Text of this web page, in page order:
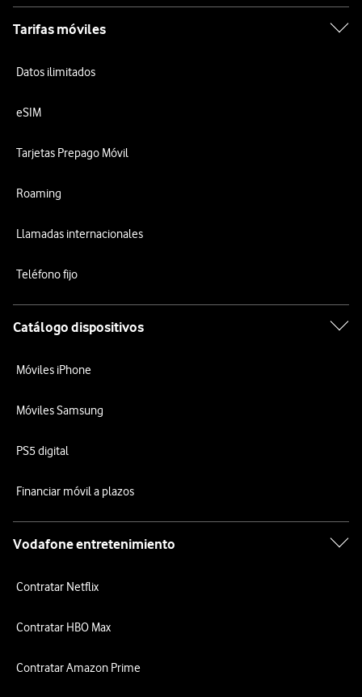
Tarifas móviles
Datos ilimitados
eSIM
Tarjetas Prepago Móvil
Roaming
Llamadas internacionales
Teléfono fijo
Catálogo dispositivos
Móviles iPhone
Móviles Samsung
PS5 digital
Financiar móvil a plazos
Vodafone entretenimiento
Contratar Netflix
Contratar HBO Max
Contratar Amazon Prime